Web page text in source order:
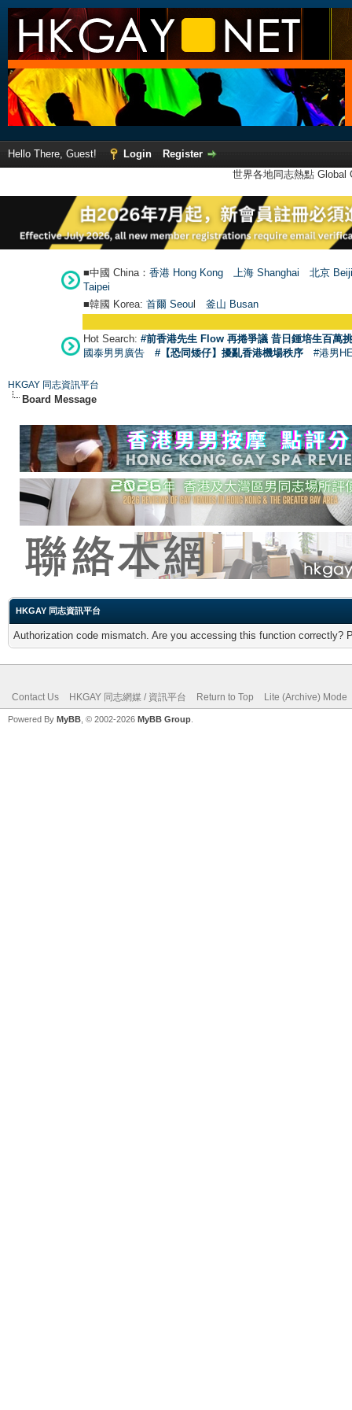
Hello There, Guest! Login
Register
世界各地同志熱點
■中國 China： 香港 Hong Kong 上海 Shanghai
北京
Taipei
■韓國 Korea: 首爾 Seoul 釜山 Busan
Hot Search: #前香港先生 Flow 再捲爭議 昔日鍾培生百萬
國泰男男廣告
#【恐同矮仔】擾亂香港機場秩序 #港男
HKGAY 同志資訊平台
Board Message
HKGAY 同志資訊平台
Authorization code mismatch. Are you accessing this function correctly?
Contact Us HKGAY 同志網媒 / 資訊平台 Return to Top Lite (Archive) Mode
Powered By MyBB , © 2002-2026 MyBB Group